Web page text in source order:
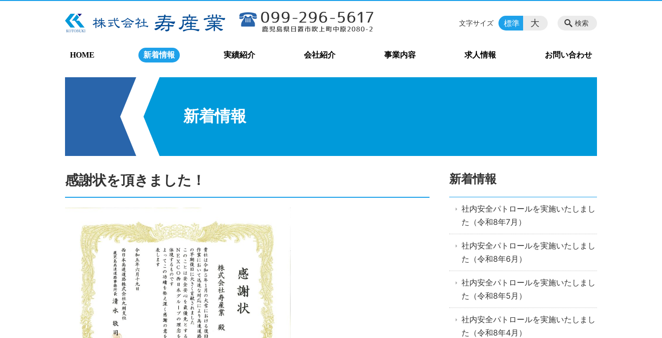
HOME 新着情報 実績紹介 会社紹介 事業内容 求人情報 お問い合わせ
検索
文字サイズ 標準 大
新着情報
感謝状を頂きました！ 新着情報
社内安全パトロールを実施いたしまし
た（令和8年7月）
社内安全パトロールを実施いたしまし
た（令和8年6月）
社内安全パトロールを実施いたしまし
た（令和8年5月）
社内安全パトロールを実施いたしまし
た（令和8年4月）